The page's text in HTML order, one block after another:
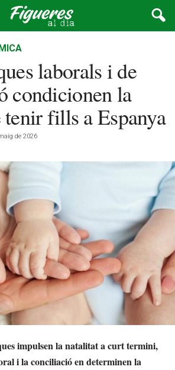
laborals i de
condicionen la
fills a Espanya
de 2026
impulsen la natalitat a curt termini,
i la conciliació en determinen la